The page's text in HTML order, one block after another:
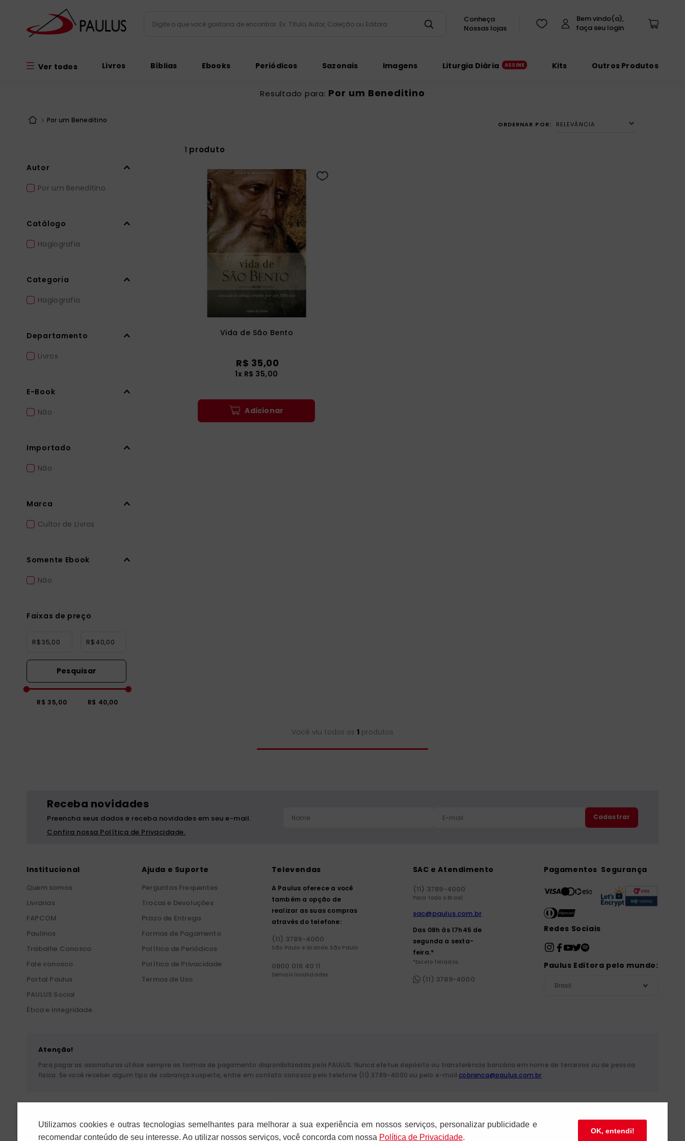
Conheça
Nossas lojas
Ver todos Livros Bíblias Ebooks Periódicos Sazonais Imagens Liturgia Diária Kits Outros Produtos
Por um Beneditino
Por um Beneditino RELEVÂNCIA
Autor
Por um Beneditino
Catálogo
Hagiografia
Categoria
Hagiografia
Departamento
Livros
E-Book
Não
Importado
Não
Marca
Cultor de Livros
Somente Ebook
Não
Faixas de preço
R$ R$
R$ 35,00 R$ 40,00
1 produto
Vida de São Bento
R$ 35,00
1x R$ 35,00
Adicionar
Você viu todos os 1 produtos
Receba novidades
Preencha seus dados e receba novidades em seu e-mail.
Confira nossa Política de Privacidade.
Cadastrar
Institucional
Quem somos
Livrarias
FAPCOM
Paulinos
Trabalhe Conosco
Fale conosco
Portal Paulus
PAULUS Social
Ética e Integridade
Ajuda e Suporte
Perguntas Frequentes
Trocas e Devoluções
Prazo de Entrega
Formas de Pagamento
Política de Periódicos
Política de Privacidade
Termos de Uso
Televendas
A Paulus oferece a você
também a opção de
realizar as suas compras
através do telefone:
(11) 3789-4000
São Paulo e Grande São Paulo
0800 016 40 11
Demais localidades
SAC e Atendimento
(11) 3789-4000
Para todo o Brasil
sac@paulus.com.br
Das 08h às 17h45 de
segunda a sexta-
feira.*
*Exceto feriados.
(11) 3789-4000
Pagamentos Segurança
Redes Sociais
Paulus Editora pelo mundo:
Brasil
Atenção!
Para pagar as assinaturas utilize sempre as formas de pagamento disponibilizadas pela PAULUS. Nunca efetue depósito ou transferência bancária em nome de terceiros ou de pessoa
física. Se você receber algum tipo de cobrança suspeita, entre em contato conosco pelo telefone (11) 3789-4000 ou pelo e-mail cobranca@paulus.com.br.
imagens
biblia pastoral
patristica
liturgia horas
Utilizamos cookies e outras tecnologias semelhantes para melhorar a sua experiência em nossos serviços, personalizar publicidade e
recomendar conteúdo de seu interesse. Ao utilizar nossos serviços, você concorda com nossa Polí­tica de Privacidade.
OK, entendi!